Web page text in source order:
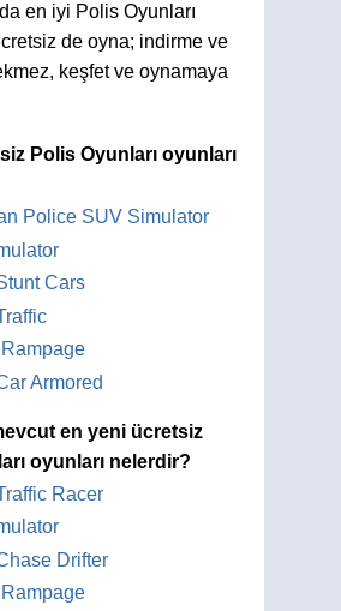
en iyi Polis Oyunları
de oyna; indirme ve
keşfet ve oynamaya
Polis Oyunları oyunları
Police SUV Simulator
Cars
Armored
en yeni ücretsiz
oyunları nelerdir?
Racer
Drifter